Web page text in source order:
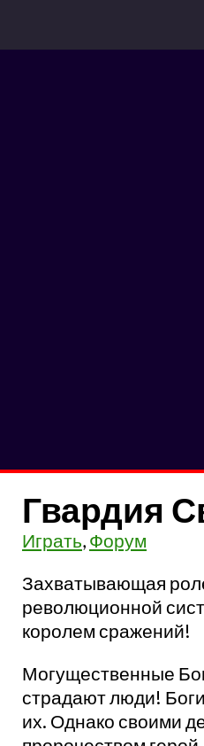
Гвардия
Играть, Форум
Захватывающая
революционной
королем сражений!
Могущественные
страдают люди!
их. Однако своими